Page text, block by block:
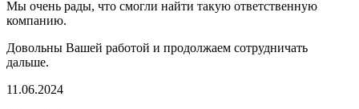
Мы очень рады, что смогли найти такую ответственную
компанию.
Довольны Вашей работой и продолжаем сотрудничать
дальше.
11.06.2024